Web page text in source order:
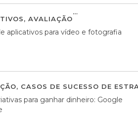
, AVALIAÇÃO
aplicativos para vídeo e fotografia
, CASOS DE SUCESSO DE
para ganhar dinheiro: Google